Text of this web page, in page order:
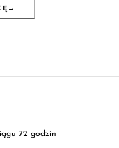
→
72 godzin